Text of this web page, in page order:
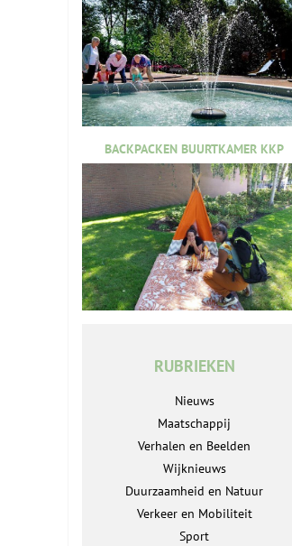
BACKPACKEN BUURTKAMER KKP
RUBRIEKEN
Nieuws
Maatschappij
Verhalen en Beelden
Wijknieuws
Duurzaamheid en Natuur
Verkeer en Mobiliteit
Sport